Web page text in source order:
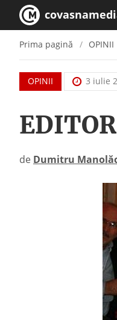
Prima pagină OPINII
OPINII 3 iulie
de Dumitru